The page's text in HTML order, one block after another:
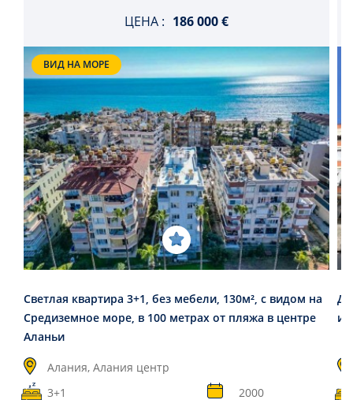
ЦЕНА : 186 000 €
ВИД НА МОРЕ
Светлая квартира 3+1, без мебели, 130м², с видом на
Средиземное море, в 100 метрах от пляжа в центре
Аланьи
Алания, Алания центр
3+1
2000